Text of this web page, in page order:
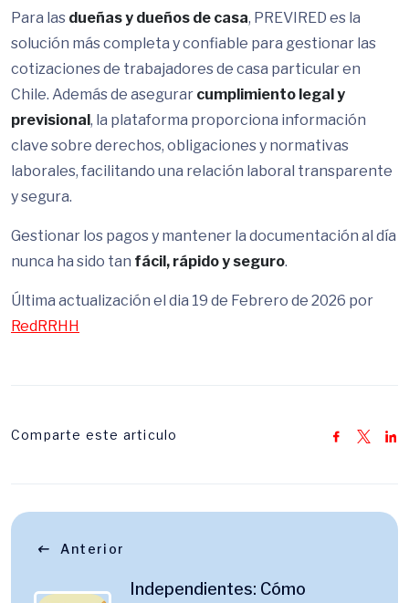
Para las dueñas y dueños de casa, PREVIRED es la
solución más completa y confiable para gestionar las
cotizaciones de trabajadores de casa particular en
Chile. Además de asegurar cumplimiento legal y
previsional, la plataforma proporciona información
clave sobre derechos, obligaciones y normativas
laborales, facilitando una relación laboral transparente
y segura.
Gestionar los pagos y mantener la documentación al día
nunca ha sido tan fácil, rápido y seguro.
Última actualización el dia 19 de Febrero de 2026 por
RedRRHH
Comparte este articulo
Anterior
Independientes: Cómo